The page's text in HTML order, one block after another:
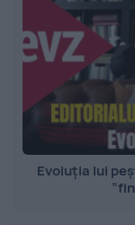
Evoluția lui